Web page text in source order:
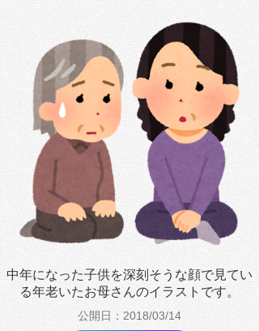
中年になった子供を深刻そうな顔で見てい
る年老いたお母さんのイラストです。
公開日：2018/03/14